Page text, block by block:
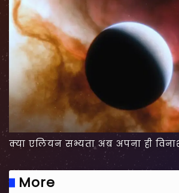
क्या एलियन सभ्यता अब अपना ही
More